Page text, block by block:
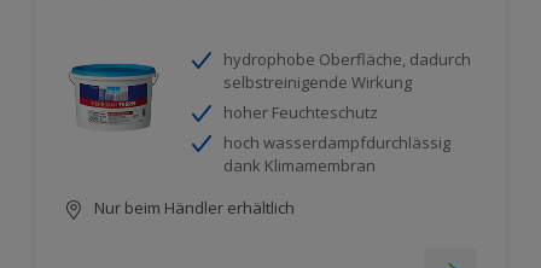
hydrophobe Oberfläche, dadurch
selbstreinigende Wirkung
hoher Feuchteschutz
hoch wasserdampfdurchlässig
dank Klimamembran
Nur beim Händler erhältlich